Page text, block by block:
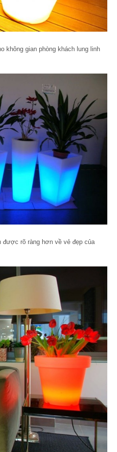
không gian phòng khách lung linh
rõ ràng hơn về vẻ đẹp của